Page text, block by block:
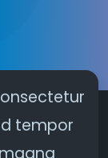
tempor